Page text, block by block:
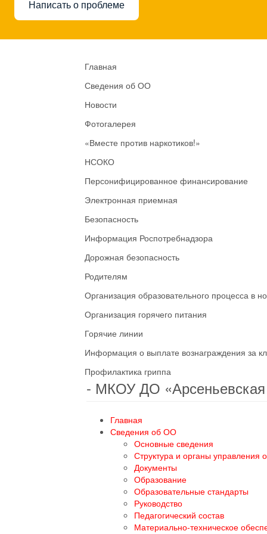
Написать о проблеме
Главная
Сведения об ОО
Новости
Фотогалерея
«Вместе против наркотиков!»
НСОКО
Персонифицированное финансирование
Электронная приемная
Безопасность
Информация Роспотребнадзора
Дорожная безопасность
Родителям
Организация образовательного процесса в
Организация горячего питания
Горячие линии
Информация о выплате вознаграждения за
Профилактика гриппа
- МКОУ ДО
Главная
Сведения об ОО
Основные сведения
Структура и органы управления
Документы
Образование
Образовательные стандарты
Руководство
Педагогический состав
Материально-техническое